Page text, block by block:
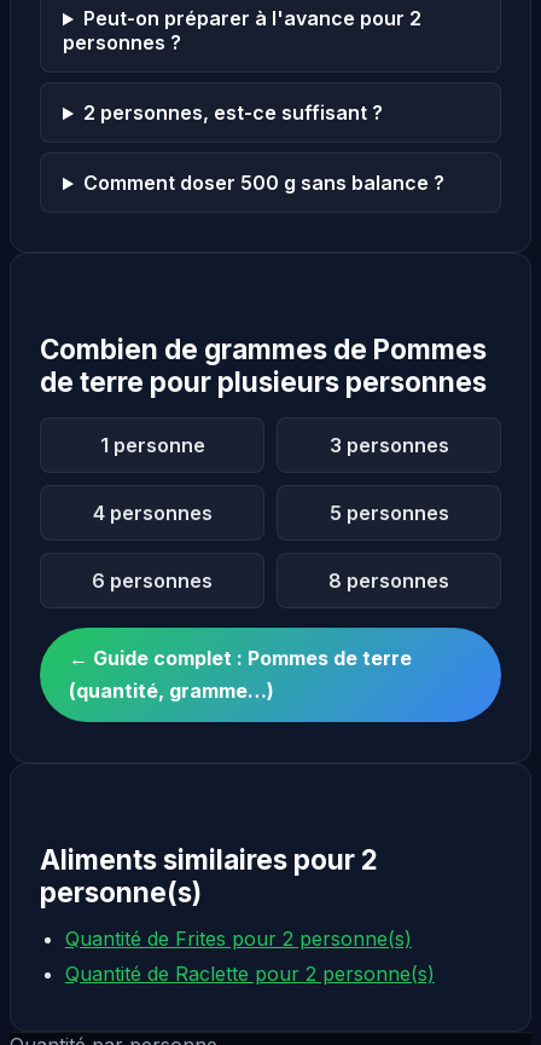
Peut-on préparer à l'avance pour 2
personnes ?
2 personnes, est-ce suffisant ?
Comment doser 500 g sans balance ?
Combien de grammes de Pommes
de terre pour plusieurs personnes
1 personne 3 personnes
4 personnes 5 personnes
6 personnes 8 personnes
← Guide complet : Pommes de terre
(quantité, gramme…)
Aliments similaires pour 2
personne(s)
Quantité de Frites pour 2 personne(s)
Quantité de Raclette pour 2 personne(s)